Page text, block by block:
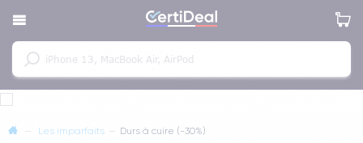
— Les imparfaits — Durs à cuire (-30%)